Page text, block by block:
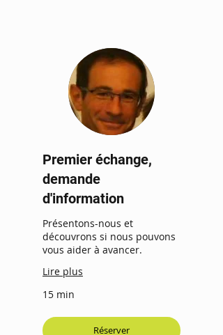
Premier échange,
demande
d'information
Présentons-nous et
découvrons si nous pouvons
vous aider à avancer.
Lire plus
15 min
Réserver